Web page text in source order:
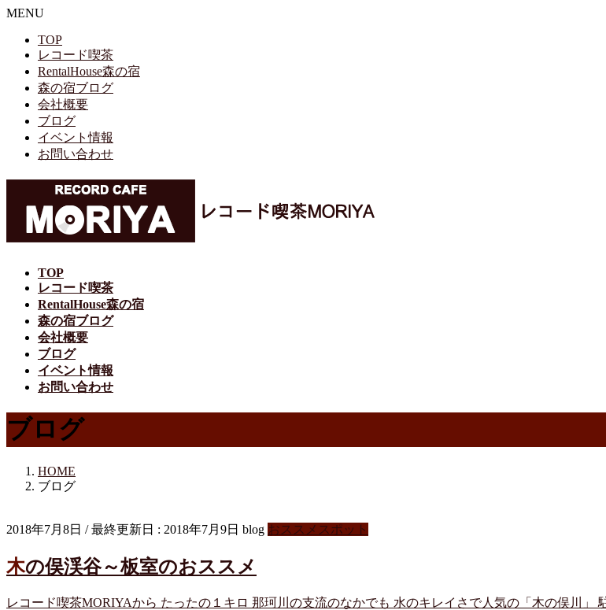
MENU
TOP
レコード喫茶
RentalHouse森の宿
森の宿ブログ
会社概要
ブログ
イベント情報
お問い合わせ
TOP
レコード喫茶
RentalHouse森の宿
森の宿ブログ
会社概要
ブログ
イベント情報
お問い合わせ
ブログ
HOME
ブログ
2018年7月8日 / 最終更新日 : 2018年7月9日 blog おススメスポット
木の俣渓谷～板室のおススメ
レコード喫茶MORIYAから たったの１キロ 那珂川の支流のなかでも 水のキレイさで人気の「木の俣川